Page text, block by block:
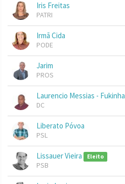
Iris Freitas
PATRI
Irmã Cida
PODE
Jarim
PROS
Laurencio Messias - Fukinha
DC
Liberato Póvoa
PSL
Lissauer Vieira Eleito
PSB